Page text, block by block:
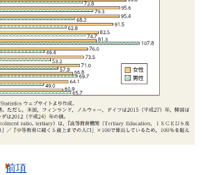
前項